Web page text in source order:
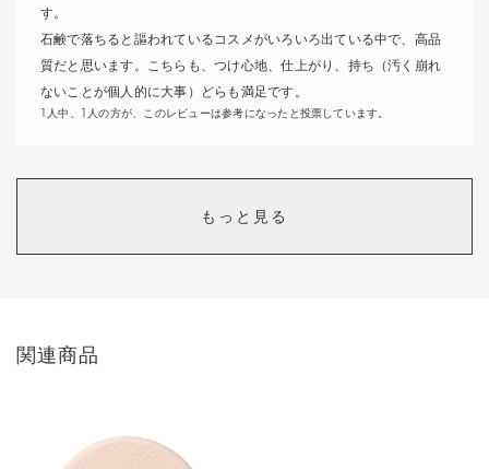
す。
石鹸で落ちると謳われているコスメがいろいろ出ている中で、高品
質だと思います。こちらも、つけ心地、仕上がり、持ち（汚く崩れ
ないことが個人的に大事）どらも満足です。
1人中、1人の方が、このレビューは参考になったと投票しています。
伸び良くしっとり
切ってこちらのミネラルリキッドファンデーションを購入。早速使
レビュー書きました。
前々回のミネラルクリーミーファンデーションは101でしたが、こ
もっと見る
関連商品